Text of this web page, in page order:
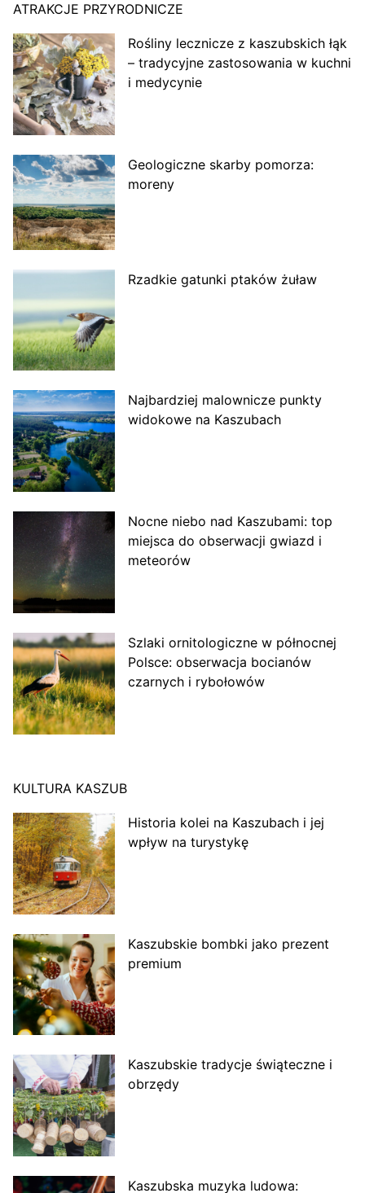
ATRAKCJE PRZYRODNICZE
Rośliny lecznicze z kaszubskich łąk
– tradycyjne zastosowania w kuchni
i medycynie
Geologiczne skarby pomorza:
moreny
Rzadkie gatunki ptaków żuław
Najbardziej malownicze punkty
widokowe na Kaszubach
Nocne niebo nad Kaszubami: top
miejsca do obserwacji gwiazd i
meteorów
Szlaki ornitologiczne w północnej
Polsce: obserwacja bocianów
czarnych i rybołowów
KULTURA KASZUB
Historia kolei na Kaszubach i jej
wpływ na turystykę
Kaszubskie bombki jako prezent
premium
Kaszubskie tradycje świąteczne i
obrzędy
Kaszubska muzyka ludowa: